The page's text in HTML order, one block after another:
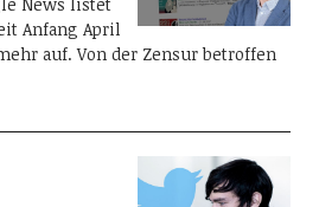
Anfang April
auf. Von der Zensur betroffen